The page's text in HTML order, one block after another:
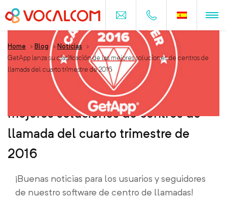
Home > Blog > Noticias
>
GetApp lanza su clasificación de las mejores soluciones de centros de
llamada del cuarto trimestre de 2016
GetApp lanza su clasificación de las
mejores soluciones de centros de
llamada del cuarto trimestre de
2016
¡Buenas noticias para los usuarios y seguidores
de nuestro software de centro de llamadas!